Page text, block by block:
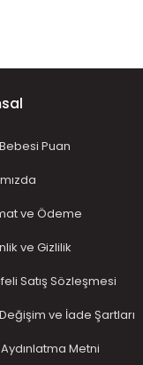
Puan
ve Ödeme
ve Gizlilik
Satış Sözleşmesi
ve İade Şartları
Aydınlatma Metni